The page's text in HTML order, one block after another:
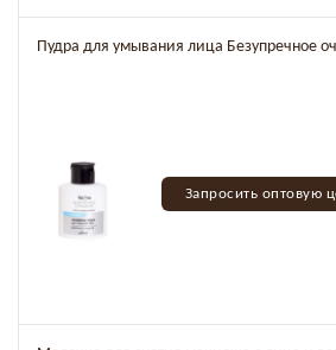
Пудра для умывания лица Безупречное
Запросить оптовую